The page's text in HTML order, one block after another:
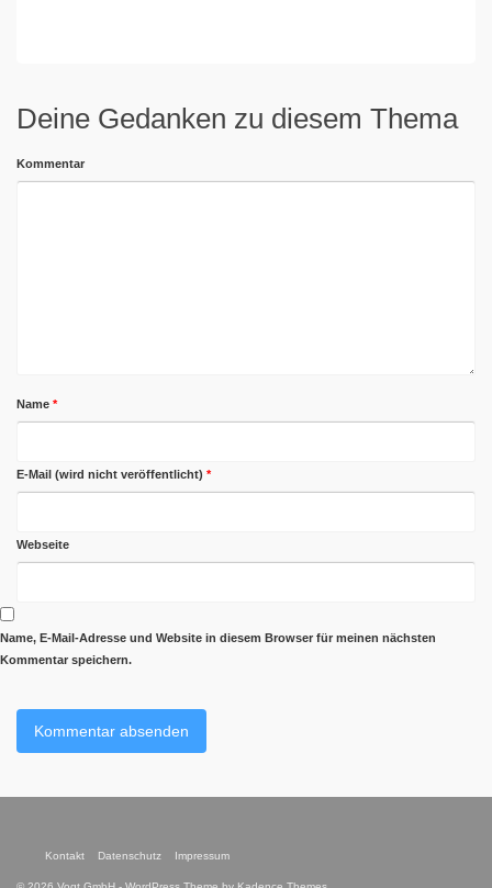
Deine Gedanken zu diesem Thema
Kommentar
Name *
E-Mail (wird nicht veröffentlicht) *
Webseite
Name, E-Mail-Adresse und Website in diesem Browser für meinen nächsten
Kommentar speichern.
Kontakt Datenschutz Impressum